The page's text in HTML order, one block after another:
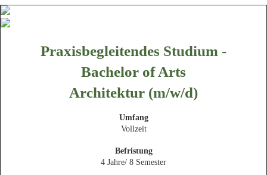
Praxisbegleitendes Studium -
Bachelor of Arts
Architektur (m/w/d)
Umfang
Vollzeit
Befristung
4 Jahre/ 8 Semester